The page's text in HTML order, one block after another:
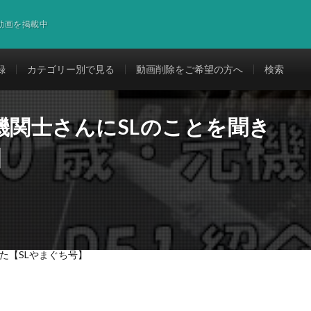
画を掲載中
カテゴリー別で見る 動画削除をご希望の方へ 検索
士さんにSLのことを聞き
SLやまぐち号】